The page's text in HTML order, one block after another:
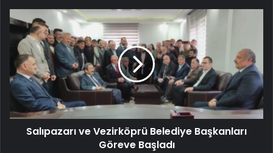
Salıpazarı ve Vezirköprü Belediye Başkanları
Göreve Başladı